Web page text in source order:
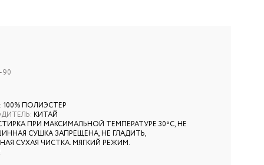
90
100% ПОЛИЭСТЕР
: КИТАЙ
ПРИ МАКСИМАЛЬНОЙ ТЕМПЕРАТУРЕ 30ºС, НЕ
СУШКА ЗАПРЕЩЕНА, НЕ ГЛАДИТЬ,
СУХАЯ ЧИСТКА. МЯГКИЙ РЕЖИМ.